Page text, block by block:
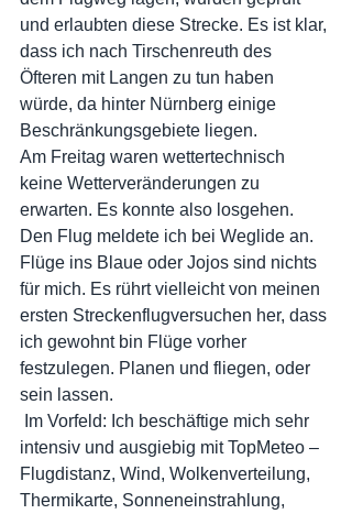
und erlaubten diese Strecke. Es ist klar,
dass ich nach Tirschenreuth des
Öfteren mit Langen zu tun haben
würde, da hinter Nürnberg einige
Beschränkungsgebiete liegen.
Am Freitag waren wettertechnisch
keine Wetterveränderungen zu
erwarten. Es konnte also losgehen.
Den Flug meldete ich bei Weglide an.
Flüge ins Blaue oder Jojos sind nichts
für mich. Es rührt vielleicht von meinen
ersten Streckenflugversuchen her, dass
ich gewohnt bin Flüge vorher
festzulegen. Planen und fliegen, oder
sein lassen.
intensiv und ausgiebig mit TopMeteo –
Flugdistanz, Wind, Wolkenverteilung,
Thermikarte, Sonneneinstrahlung,